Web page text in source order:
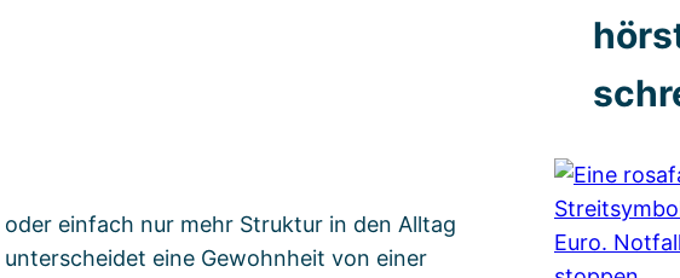
einfach nur mehr Struktur in den Alltag
eine Gewohnheit von einer